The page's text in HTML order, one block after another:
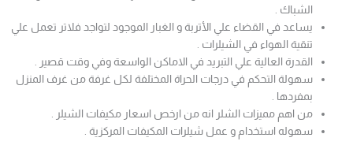
الشباك .
يساعد في القضاء علي الأتربة و الغبار الموجود لتواجد فلاتر تعمل علي
تنقية الهواء في الشيلرات .
القدرة العالية علي التبريد في الاماكن الواسعة وفي وقت قصير .
سهولة التحكم في درجات الحراة المختلفة لكل غرفة من غرف المنزل
بمفردها .
من اهم مميزات الشلر انه من ارخص اسعار مكيفات الشيلر .
سهوله استخدام و عمل شيلرات المكيفات المركزية .